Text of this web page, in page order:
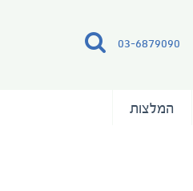
03-6879090
המלצות